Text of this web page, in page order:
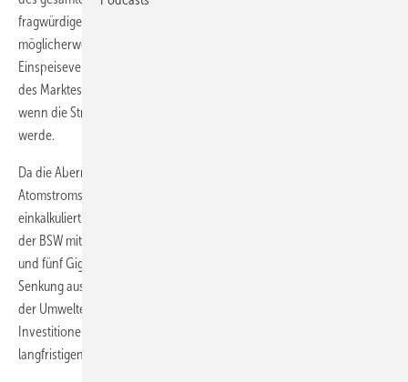
fragwürdigen Annahmen von Bareiß vorzugehen, einigten sich nun
möglicherweise das BMU und der BSW-Solar auf die Reduzierung der
Einspeisevergütungen mit der Begründung, dass damit die Deckelung
des Marktes vom Tisch sei und die Akzeptanz bei den Bürgern steige,
wenn die Strompreisumlage auf 2 Cent für Solarstrom begrenzt
werde.
Da die Abermilliarden, die der Steuerzahler für die Endlagerung des
Atomstroms zahlte, zahlt und zahlen wird, nicht in den Strompreis
einkalkuliert werden müssen, bleibt also alles beim Alten. So kommt
der BSW mit seinem Wunsch nach einem Zielkorridor zwischen drei
und fünf Gigawatt der CDU entgegen und schlägt vor, einfach die
Senkung aus 2012 vorzuziehen. Glücklicherweise erkennt wenigstens
der Umweltexperte der FDP Michael Kauch, dass auch der Schutz der
Investitionen in Solarenergie beachtet werden müsse, und solche
langfristigen Geldanlagen planbar blieben.